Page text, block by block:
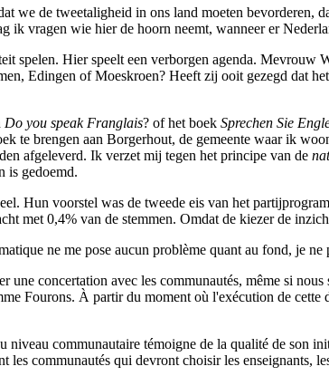
we de tweetaligheid in ons land moeten bevorderen,
ik vragen wie hier de hoorn neemt, wanneer er
spelen. Hier speelt een verborgen agenda.
Edingen of Moeskroen? Heeft zij ooit gezegd dat
Do you speak Franglais? of het boek Sprechen Sie
te brengen aan Borgerhout, de gemeente waar ik
afgeleverd. Ik verzet mij tegen het principe van de
is gedoemd.
Hun voorstel was de tweede eis van het
met 0,4% van de stemmen. Omdat de kiezer de
ne me pose aucun problème quant au fond, je
concertation avec les communautés, même si
Fourons. À partir du moment où l'exécution de
communautaire témoigne de la qualité de son
les communautés qui devront choisir les